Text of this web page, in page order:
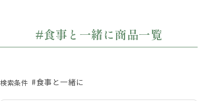
#食事と一緒に商品一覧
検索条件 #食事と一緒に